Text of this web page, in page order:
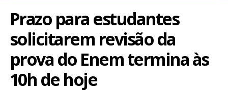
POMBAL E REGIÃO
Prazo para estudantes
solicitarem revisão da
prova do Enem termina às
10h de hoje